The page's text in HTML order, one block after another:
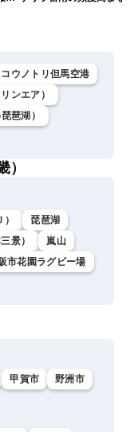
コウノトリ但馬空港
ンエア）
琶湖）
）
琵琶湖
景）
嵐山
市花園ラグビー場
甲賀市
野洲市